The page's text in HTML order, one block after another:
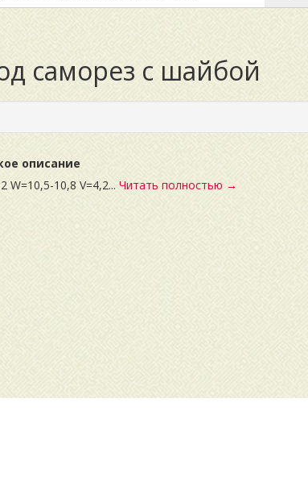
саморез с шайбой
описание
W=10,5-10,8 V=4,2... Читать полностью →